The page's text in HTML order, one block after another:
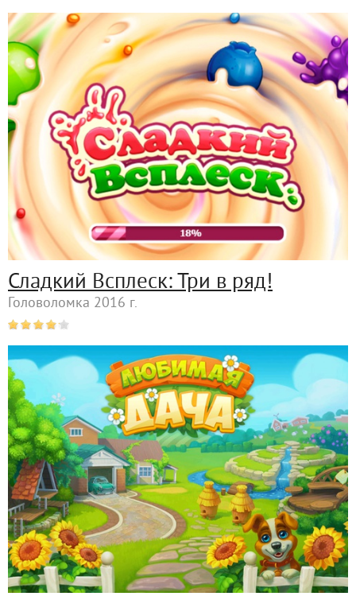
Сладкий Всплеск: Три в ряд!
Головоломка 2016 г.